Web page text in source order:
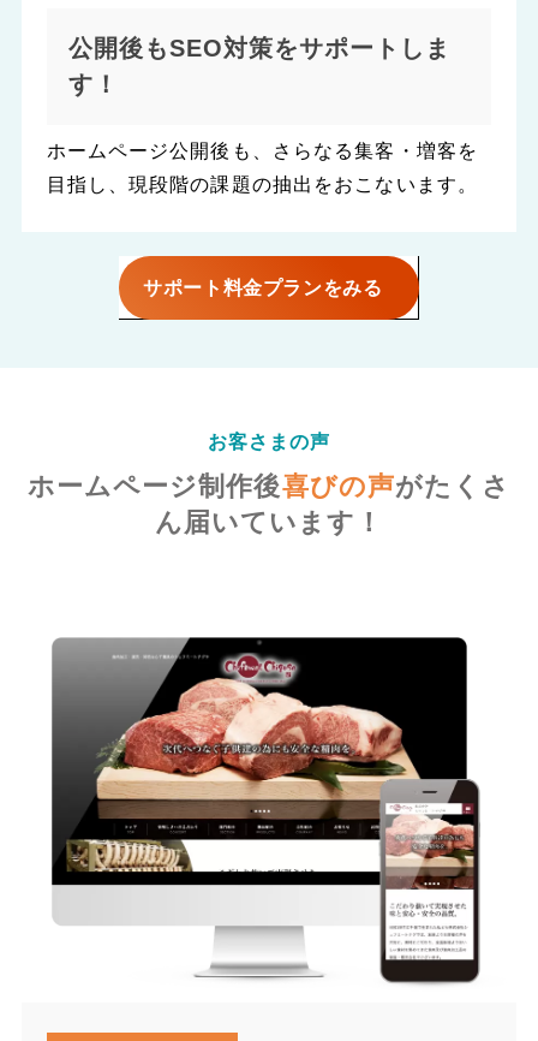
公開後もSEO対策をサポートしま
す！
ホームページ公開後も、さらなる集客・増客を
目指し、現段階の課題の抽出をおこないます。
サポート料金プランをみる
お客さまの声
ホームページ制作後喜びの声がたくさ
ん届いています！